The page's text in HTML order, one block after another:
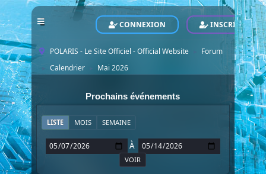
CONNEXION INSCRIVEZ-
POLARIS - Le Site Officiel - Official Website Forum
Calendrier Mai 2026
Prochains événements
LISTE MOIS SEMAINE
À